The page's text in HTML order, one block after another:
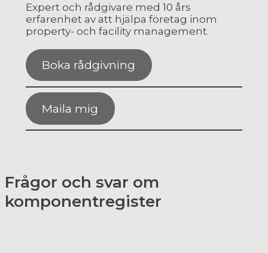
Expert och rådgivare med 10 års
erfarenhet av att hjälpa företag inom
property- och facility management.
Boka rådgivning
Maila mig
Frågor och svar om
komponentregister